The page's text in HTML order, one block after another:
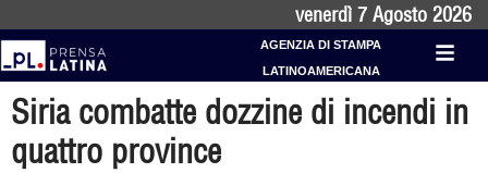
venerdì 7 Agosto 2026
AGENZIA DI STAMPA
LATINOAMERICANA
Siria combatte dozzine di incendi in
quattro province